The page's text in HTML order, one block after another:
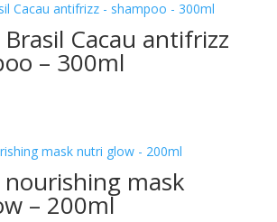
Cacau antifrizz
– 300ml
nourishing mask
– 200ml